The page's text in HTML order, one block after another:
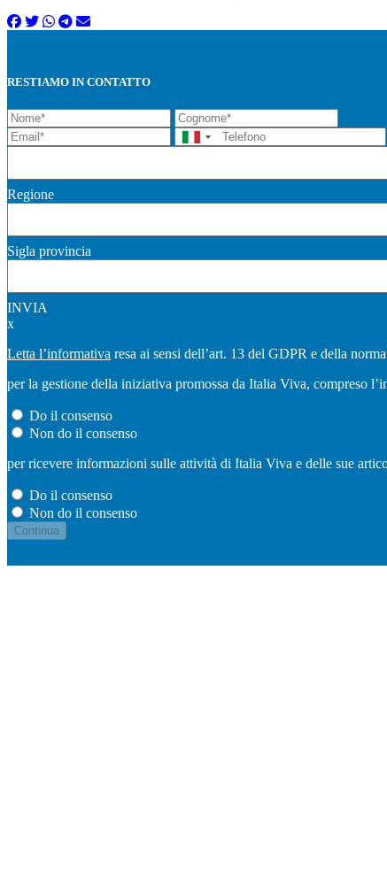
RESTIAMO IN CONTATTO
Regione
Sigla provincia
INVIA
x
Letta l’informativa resa ai sensi dell’art. 13 del GDPR e della
per la gestione della iniziativa promossa da Italia Viva, compreso
Do il consenso
Non do il consenso
per ricevere informazioni sulle attività di Italia Viva e delle sue
Do il consenso
Non do il consenso